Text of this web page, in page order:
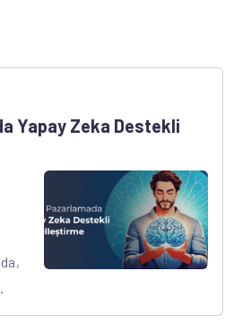
Yapay Zeka Destekli